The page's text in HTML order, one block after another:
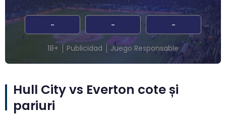
- - -
18+ Publicidad Juego Responsable
Hull City vs Everton cote și
pariuri